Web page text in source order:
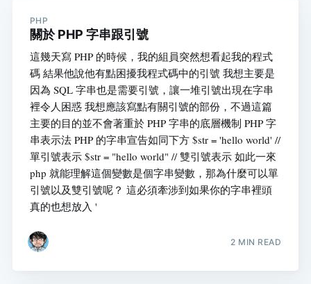
PHP
關於 PHP 字串跟引號
這幾天寫 PHP 的時候，我的組員突然想看起我的程式
碼 結果他說他有點困擾我程式碼中的引號 我想主要是
因為 SQL 字串也是需要引號，讓一堆引號出現在字串
裡令人困惑 我想應該寫點有關引號的部份，不過這篇
主要的目的並不會著重於 PHP 字串的底層機制 PHP 字
串表示法 PHP 的字串宣告如同下方 $str = 'hello world' //
單引號表示 $str = "hello world" // 雙引號表示 如此一來
php 就能理解這個變數是個字串變數，那為什麼可以單
引號以及雙引號呢？ 這必須牽涉到如果你的字串裡頭
真的也想放入 '
2 MIN READ